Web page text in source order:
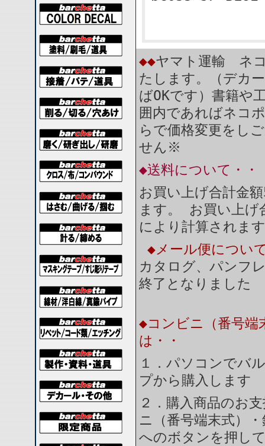
◆◆ヤマト運輸 ネ
たします。（デカ
ばOKです）書籍や
囲内であればネコ
らで価格変更をし
せん※
◆送料について・・
お買い上げ合計金
ます。 お買い上
により計算されま
◆メール便につい
カタログ、パンフ
終了となりました
◆コンビニ（番号端
は・・
１．パソコンでバ
プから購入します
２．購入商品のお
ニ（番号端末式）
へのボタンを押し